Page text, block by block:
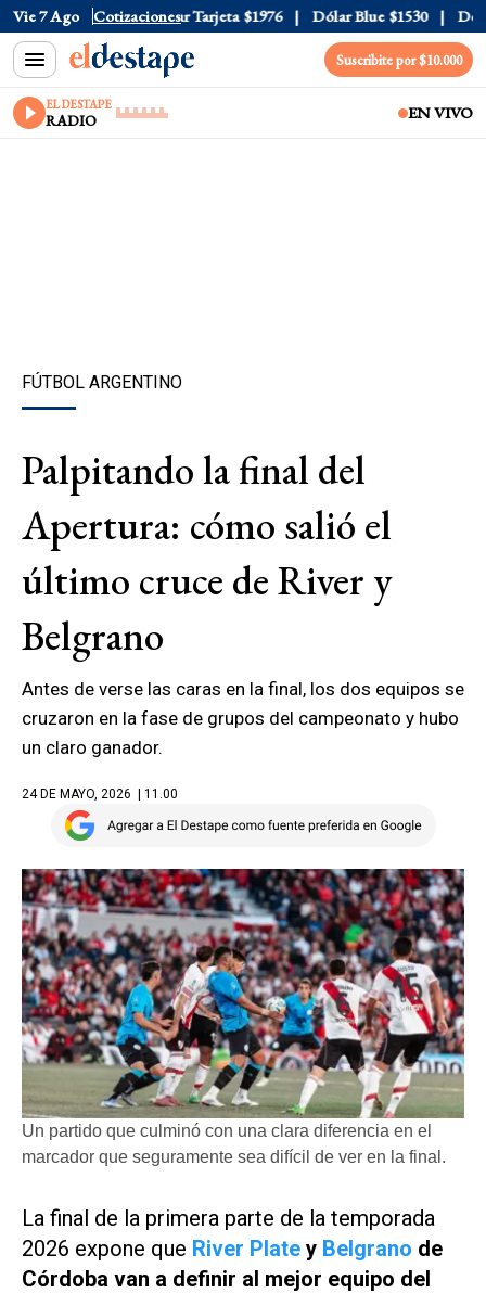
Vie 7 Ago Cotizaciones
Oficial $1520 Dólar Tarjeta $1976 Dólar Blue $1530 Dólar
Suscribite por $10.000
EL DESTAPE
RADIO EN VIVO
FÚTBOL ARGENTINO
Palpitando la final del
Apertura: cómo salió el
último cruce de River y
Belgrano
Antes de verse las caras en la final, los dos equipos se
cruzaron en la fase de grupos del campeonato y hubo
un claro ganador.
24 DE MAYO, 2026 | 11.00
Un partido que culminó con una clara diferencia en el
marcador que seguramente sea difícil de ver en la final.
La final de la primera parte de la temporada
2026 expone que River Plate y Belgrano de
Córdoba van a definir al mejor equipo del